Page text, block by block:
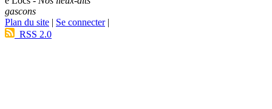
gascons
Plan du site | Se connecter|
RSS 2.0